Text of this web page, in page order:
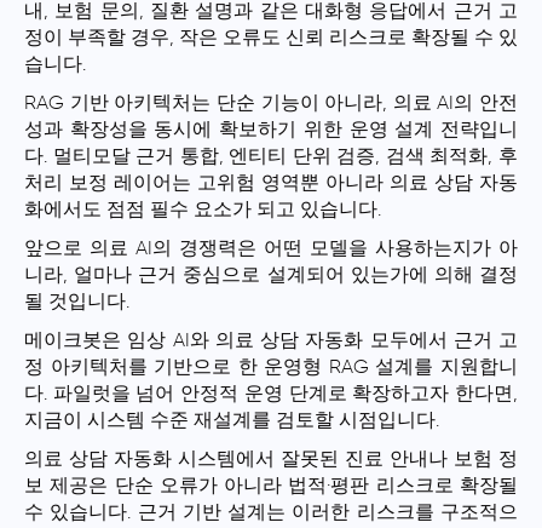
내, 보험 문의, 질환 설명과 같은 대화형 응답에서 근거 고
정이 부족할 경우, 작은 오류도 신뢰 리스크로 확장될 수 있
습니다.
RAG 기반 아키텍처는 단순 기능이 아니라, 의료 AI의 안전
성과 확장성을 동시에 확보하기 위한 운영 설계 전략입니
다. 멀티모달 근거 통합, 엔티티 단위 검증, 검색 최적화, 후
처리 보정 레이어는 고위험 영역뿐 아니라 의료 상담 자동
화에서도 점점 필수 요소가 되고 있습니다.
앞으로 의료 AI의 경쟁력은 어떤 모델을 사용하는지가 아
니라, 얼마나 근거 중심으로 설계되어 있는가에 의해 결정
될 것입니다.
메이크봇은 임상 AI와 의료 상담 자동화 모두에서 근거 고
정 아키텍처를 기반으로 한 운영형 RAG 설계를 지원합니
다. 파일럿을 넘어 안정적 운영 단계로 확장하고자 한다면,
지금이 시스템 수준 재설계를 검토할 시점입니다.
의료 상담 자동화 시스템에서 잘못된 진료 안내나 보험 정
보 제공은 단순 오류가 아니라 법적·평판 리스크로 확장될
수 있습니다. 근거 기반 설계는 이러한 리스크를 구조적으